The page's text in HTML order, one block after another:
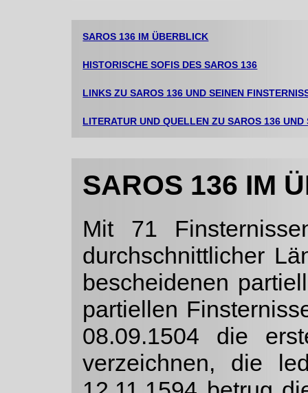
SAROS 136 IM ÜBERBLICK
HISTORISCHE SOFIS DES SAROS 136
LINKS ZU SAROS 136 UND SEINEN
LITERATUR UND QUELLEN ZU SAROS 136 UND
SAROS 136 IM
Mit 71
durchschnittlicher
be­scheidenen
partiellen
08.09.1504 die
verzeichnen, die